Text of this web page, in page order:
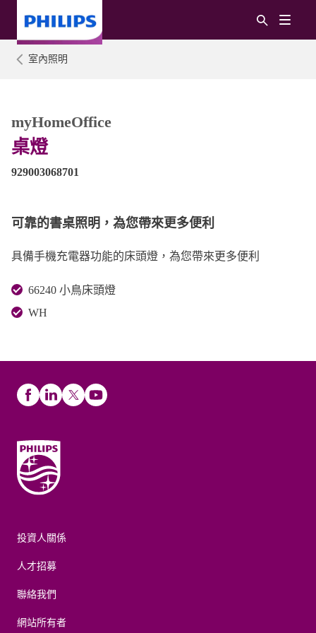
室內照明
桌燈
myHomeOffice
929003068701
可靠的書桌照明，為您帶來更多便利
具備手機充電器功能的床頭燈，為您帶來更多便利
66240 小鳥床頭燈
WH
投資人關係
人才招募
聯絡我們
網站所有者